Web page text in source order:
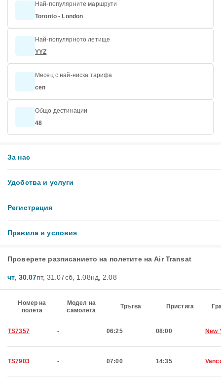
Най-популярните маршрути
Toronto - London
Най-популярното летище
YYZ
Месец с най-ниска тарифа
сеп
Общо дестинации
48
За нас
Удобства и услуги
Регистрация
Правила и условия
Проверете разписанието на полетите на Air Transat
чт, 30.07пт, 31.07сб, 1.08нд, 2.08
Номер на
полета
Модел на
самолета
Тръгва Пристига
TS7357 - 06:25 08:00 New
TS7903 - 07:00 14:35